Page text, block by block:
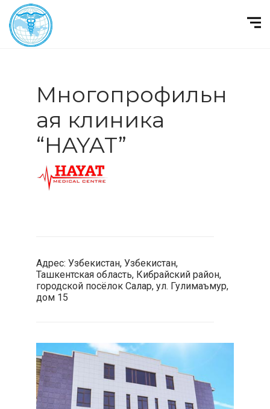
Многопрофильн
ая клиника
“HAYAT”
Адрес: Узбекистан, Узбекистан,
Ташкентская область, Кибрайский район,
городской посёлок Салар, ул. Гулимаъмур,
дом 15